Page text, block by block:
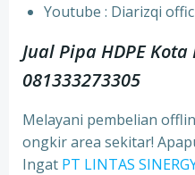
⁠Youtube : Diarizqi
Jual Pipa HDPE
081333273305
Melayani pembelian
ongkir area sekitar!
Ingat PT LINTAS